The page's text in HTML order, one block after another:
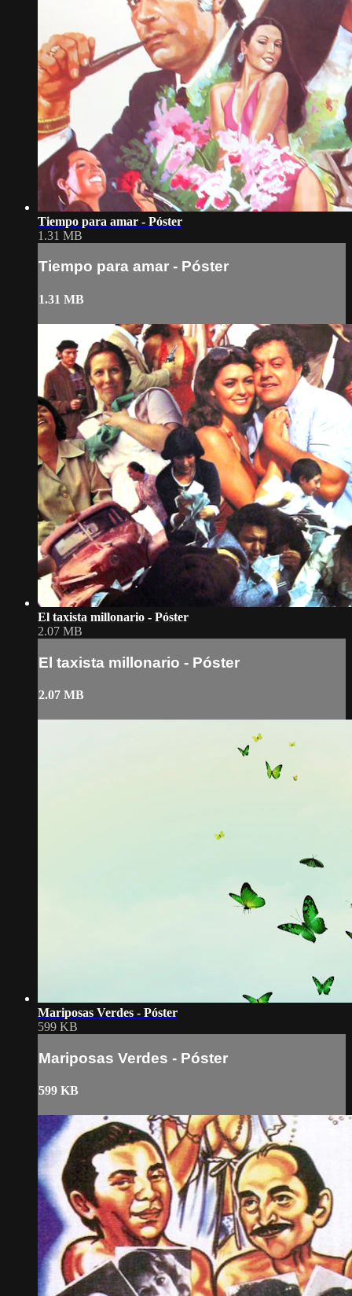
Tiempo para amar - Póster
1.31 MB
Tiempo para amar - Póster
1.31 MB
El taxista millonario - Póster
2.07 MB
El taxista millonario - Póster
2.07 MB
Mariposas Verdes - Póster
599 KB
Mariposas Verdes - Póster
599 KB